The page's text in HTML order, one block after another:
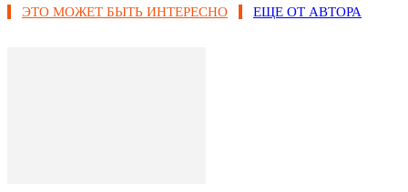
ЭТО МОЖЕТ БЫТЬ ИНТЕРЕСНО ЕЩЕ ОТ АВТОРА